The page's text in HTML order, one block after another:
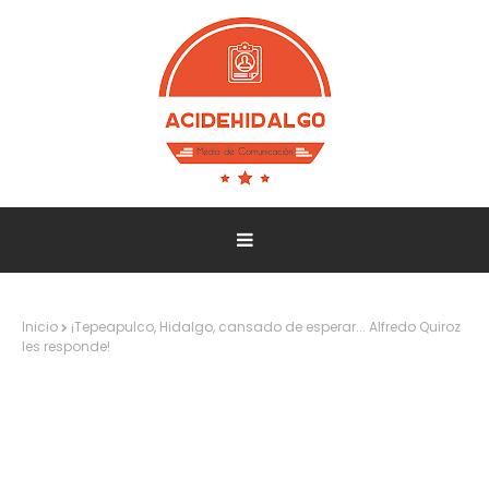
Inicio
¡Tepeapulco, Hidalgo, cansado de esperar... Alfredo Quiroz
les responde!